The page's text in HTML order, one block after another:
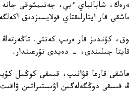
شابانباي ءبي، جەتىمشوقى
قار ايتارلىقتاي قولايسىزدىق
جىلىندى، - دەيدى تۇرعىندار.
قارعا قۋانىپ، قىسقى كوڭىل
قىسقى دوڭگەلەگىن اۋىستىراتىن